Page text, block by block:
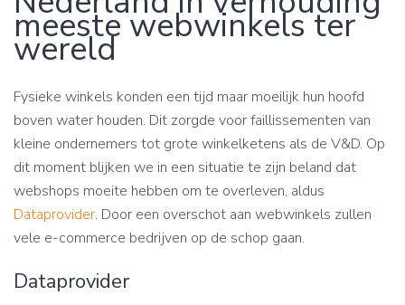
meeste webwinkels ter
wereld
Fysieke winkels konden een tijd maar moeilijk hun hoofd
boven water houden. Dit zorgde voor faillissementen van
kleine ondernemers tot grote winkelketens als de V&D. Op
dit moment blijken we in een situatie te zijn beland dat
webshops moeite hebben om te overleven, aldus
Dataprovider. Door een overschot aan webwinkels zullen
vele e-commerce bedrijven op de schop gaan.
Dataprovider